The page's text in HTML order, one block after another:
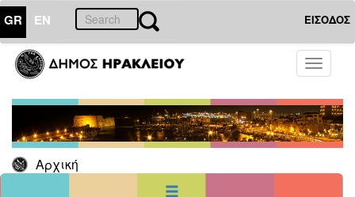
GR EN ΕΙΣΟΔΟΣ
Toggle
Αρχική
05Φεβρουάριος
2023
Τρι Τετ Πεμ Παρ Σαβ
1 2 3
4
5
12
13 14 15 16 17
18
25